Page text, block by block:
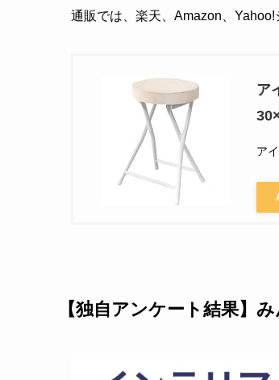
通販では、楽天、Amazon、Yahoo!
ア
ア
【独自アンケート結果】